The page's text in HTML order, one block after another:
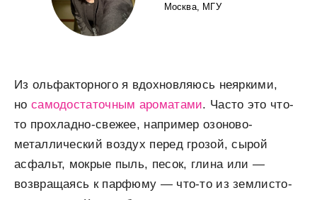
Москва, МГУ
Из ольфакторного я вдохновляюсь неяркими,
но самодостаточным ароматами. Часто это что-
то прохладно-свежее, например озоново-
металлический воздух перед грозой, сырой
асфальт, мокрые пыль, песок, глина или —
возвращаясь к парфюму — что-то из землисто-